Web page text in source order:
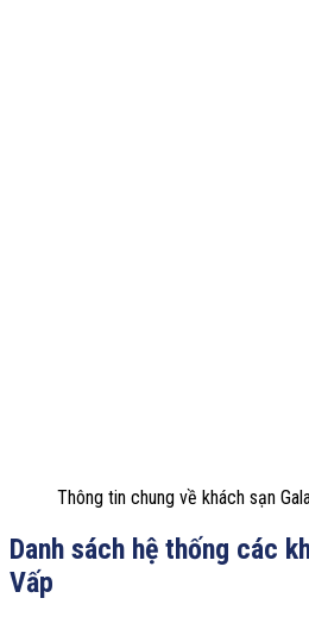
Thông tin chung về khách sạn
Danh sách hệ thống các
Vấp